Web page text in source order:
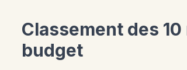
Classement des
budget